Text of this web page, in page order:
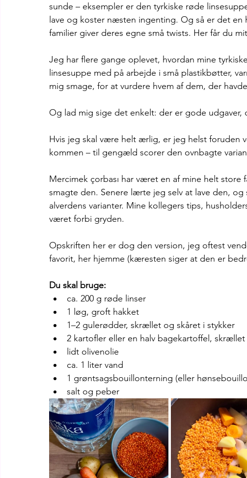
sunde – eksempler er den tyrkiske røde
lave og koster næsten ingenting. Og så er det en
familier giver deres egne små twists. Her får du
Jeg har flere gange oplevet, hvordan mine
linsesuppe med på arbejde i små plastikbøtter,
mig smage, for at vurdere hvem af dem, der
Og lad mig sige det enkelt: der er gode udgaver,
Hvis jeg skal være helt ærlig, er jeg helst foruden
kommen – til gengæld scorer den ovnbagte
Mercimek çorbası har været en af mine helt
smagte den. Senere lærte jeg selv at lave den,
alverdens varianter. Mine kollegers tips,
været forbi gryden.
Opskriften her er dog den version, jeg oftest
favorit, her hjemme (kæresten siger at den er
Du skal bruge:
ca. 200 g røde linser
1 løg, groft hakket
1–2 gulerødder, skrællet og skåret i stykker
2 kartofler eller en halv bagekartoffel,
lidt olivenolie
ca. 1 liter vand
1 grøntsagsbouillonterning (eller
salt og peber